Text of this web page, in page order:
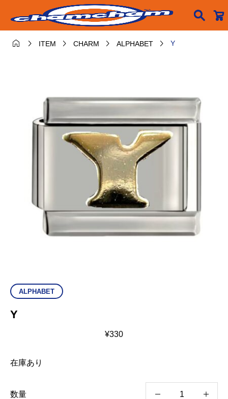

  ITEM  CHARM  ALPHABET  Y
ALPHABET
Y
¥330
在庫あり
数量